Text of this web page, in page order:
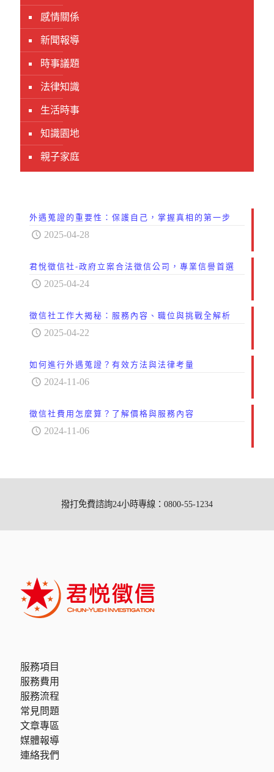
感情關係
新聞報導
時事議題
法律知識
生活時事
知識園地
親子家庭
外遇蒐證的重要性：保護自己，掌握真相的第一步
2025-04-28
君悅徵信社-政府立案合法徵信公司，專業信譽首選
2025-04-24
徵信社工作大揭秘：服務內容、職位與挑戰全解析
2025-04-22
如何進行外遇蒐證？有效方法與法律考量
2024-11-06
徵信社費用怎麼算？了解價格與服務內容
2024-11-06
撥打免費諮詢24小時專線：0800-55-1234
服務項目
服務費用
服務流程
常見問題
文章專區
媒體報導
連絡我們